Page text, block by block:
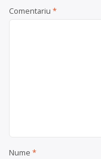
Comentariu *
Nume *